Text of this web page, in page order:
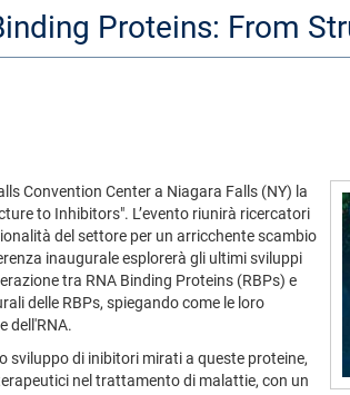
Proteins: From
Convention Center a Niagara Falls (NY) la
to Inhibitors". L’evento riunirà ricercatori
del settore per un arricchente scambio
inaugurale esplorerà gli ultimi sviluppi
tra RNA Binding Proteins (RBPs) e
delle RBPs, spiegando come le loro
dell'RNA.
sviluppo di inibitori mirati a queste proteine,
nel trattamento di malattie, con un